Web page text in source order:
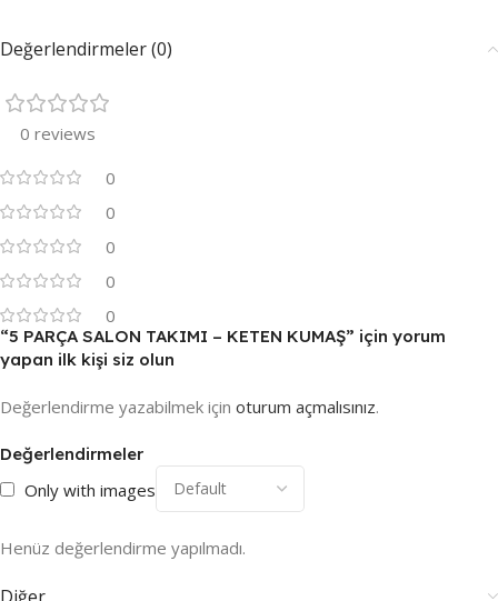
Değerlendirmeler (0)
0 reviews
0
0
0
0
0
Değerlendirmeler
Only with images
Henüz değerlendirme yapılmadı.
“5 PARÇA SALON TAKIMI – KETEN KUMAŞ” için yorum
yapan ilk kişi siz olun
Değerlendirme yazabilmek için oturum açmalısınız.